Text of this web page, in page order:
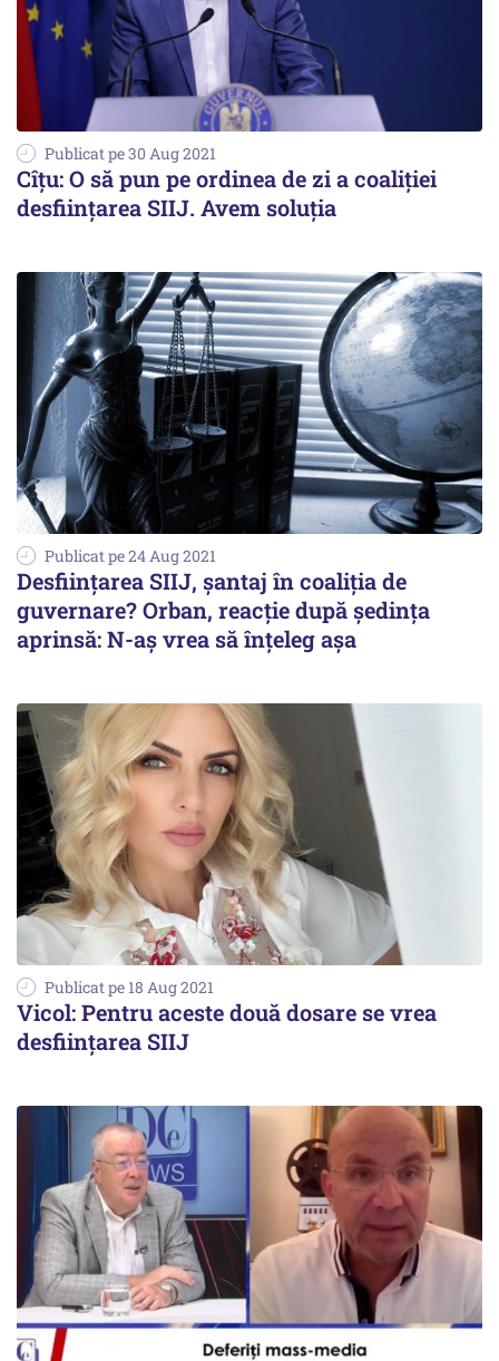
Publicat pe 30 Aug 2021
Cîţu: O să pun pe ordinea de zi a coaliţiei
desfiinţarea SIIJ. Avem soluţia
Publicat pe 24 Aug 2021
Desființarea SIIJ, șantaj în coaliția de
guvernare? Orban, reacție după ședința
aprinsă: N-aș vrea să înțeleg așa
Publicat pe 18 Aug 2021
Vicol: Pentru aceste două dosare se vrea
desființarea SIIJ